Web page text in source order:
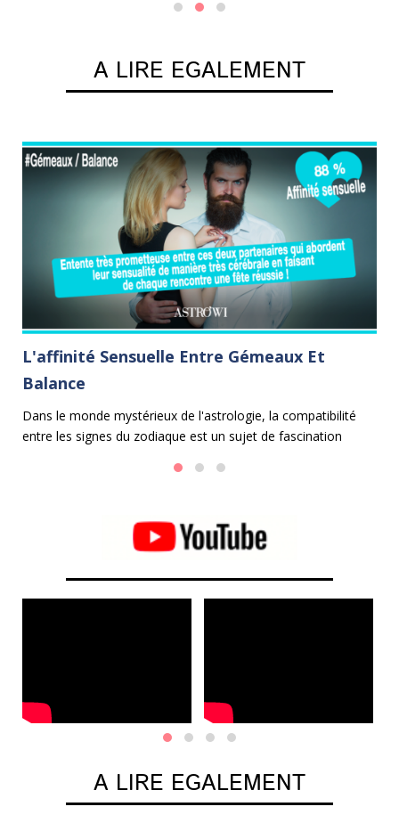
A LIRE EGALEMENT
L'affinité Sensuelle Entre Gémeaux Et
Balance
Dans le monde mystérieux de l'astrologie, la compatibilité
entre les signes du zodiaque est un sujet de fascination
l'union entre les Gémeaux et la Balance.
A LIRE EGALEMENT